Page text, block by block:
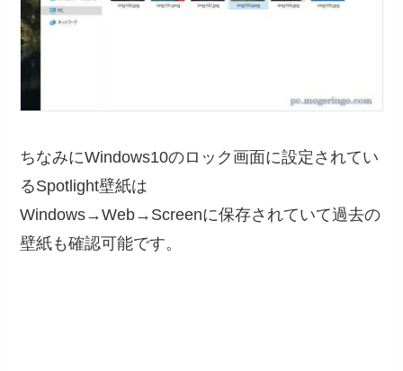
ちなみにWindows10のロック画面に設定されてい
るSpotlight壁紙は
Windows→Web→Screenに保存されていて過去の
壁紙も確認可能です。